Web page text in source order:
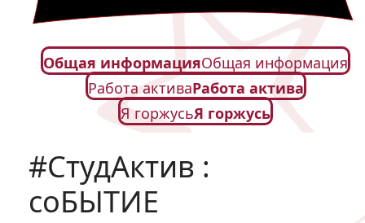
Общая информацияОбщая информация
Работа активаРабота актива
Я горжусьЯ горжусь
#СтудАктив :
соБЫТИЕ